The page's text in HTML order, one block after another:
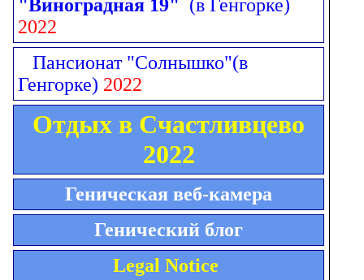
"Виноградная 19" (в Генгорке)
2022
Пансионат "Солнышко"(в
Генгорке) 2022
Отдых в Счастливцево
2022
Геническая веб-камера
Генический блог
Legal Notice